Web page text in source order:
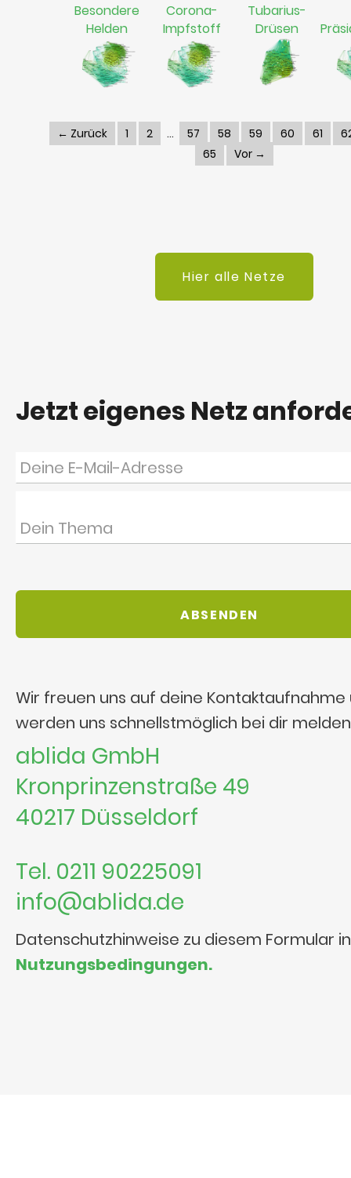
Besondere
Helden
Corona-
Impfstoff
Tubarius-
Drüsen
← Zurück 1 2 57 58 59 60 61
65
Vor →
Hier alle Netze
Jetzt eigenes Netz
Wir freuen uns auf deine Kontaktaufnahme
werden uns schnellstmöglich bei dir
ablida GmbH
Kronprinzenstraße 49
40217 Düsseldorf
Tel. 0211 90225091
info@ablida.de
Datenschutzhinweise zu diesem Formular
Nutzungsbedingungen.